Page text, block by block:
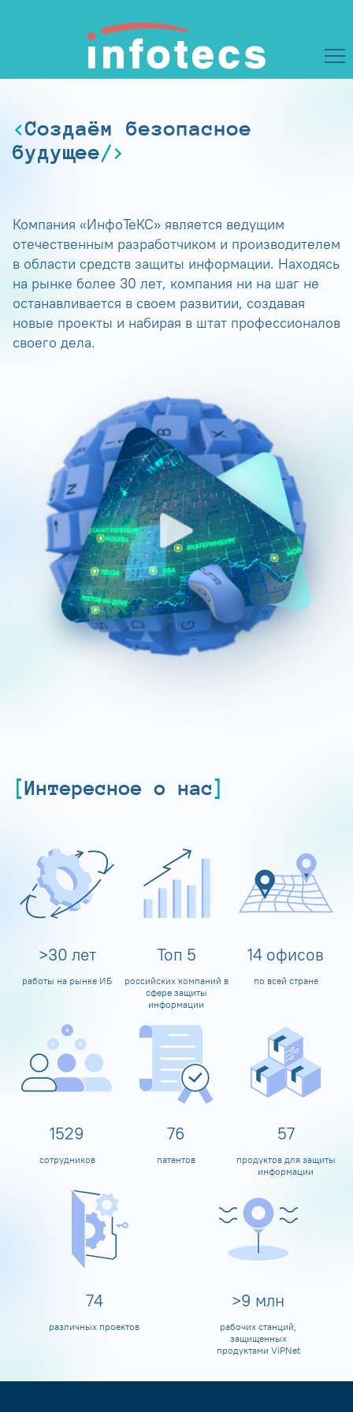
Создаём безопасное
будущее
Компания «ИнфоТеКС» является ведущим
отечественным разработчиком и производителем
в области средств защиты информации. Находясь
на рынке более 30 лет, компания ни на шаг не
останавливается в своем развитии, создавая
новые проекты и набирая в штат профессионалов
своего дела.
Интересное о нас
>30 лет
работы на рынке ИБ
Топ 5
российских компаний в
сфере защиты
информации
14 офисов
по всей стране
1600
сотрудников
80
патентов
60
продуктов для защиты
информации
80
различных проектов
>10 млн
рабочих станций,
защищенных
продуктами ViPNet